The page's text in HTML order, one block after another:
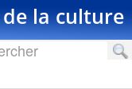
la culture